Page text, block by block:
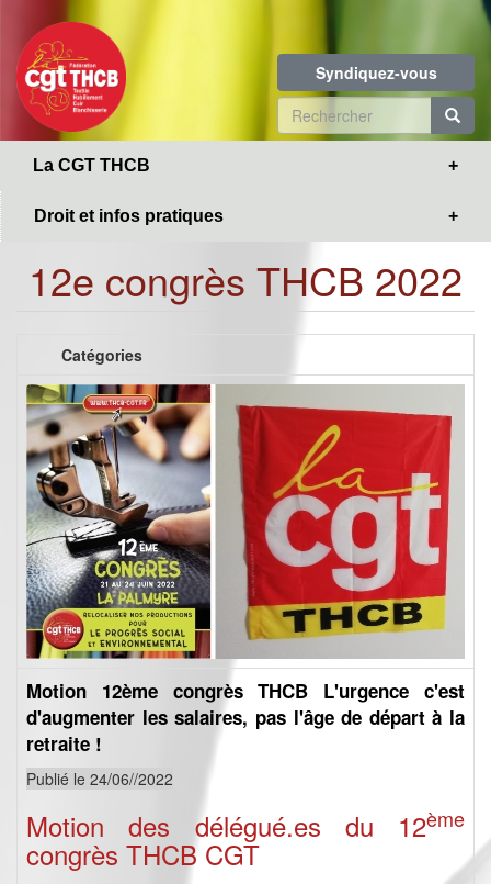
contenu
principal
Syndiquez-vous
Formulaire
de
La CGT THCB
Droit et infos pratiques
12e congrès THCB 2022
Catégories
Motion 12ème congrès THCB L'urgence c'est
d'augmenter les salaires, pas l'âge de départ à la
retraite !
Publié le 24/06//2022
Motion des délégué.es du 12ème
congrès THCB CGT